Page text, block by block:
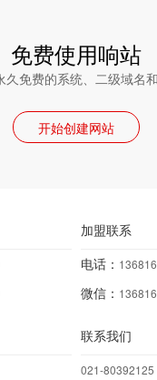
免费使用响站
久免费的系统、二级域名
开始创建网站
加盟联系
电话：
微信：
联系我们
021-80392125